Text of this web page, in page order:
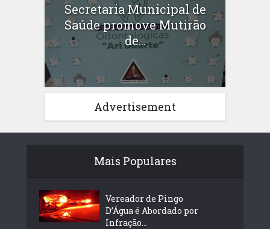
Secretaria Municipal de
Saúde promove Mutirão
de...
Advertisement
Mais Populares
Vereador de Pingo
D’Água é Abordado por
Infração...